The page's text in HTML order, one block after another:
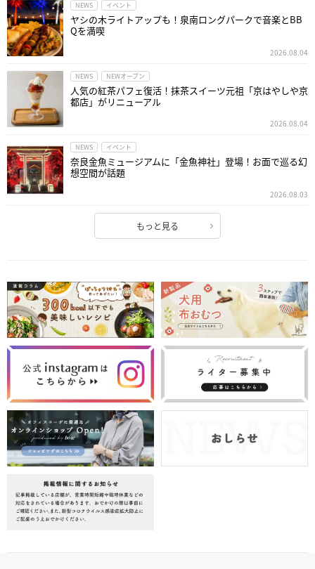
NEWS イベント
ヤシの木ライトアップも！泉南ロングパークで音楽とBB
Qを満喫
2026.08.04
NEWS NEWオープン
人気の紅茶パフェ復活！抹茶スイーツ元祖「京はやしや京
都店」がリニューアル
2026.08.04
NEWS イベント
奈良金魚ミュージアムに「金魚神社」登場！お面で巡る幻
想空間が話題
2026.08.03
もっと見る